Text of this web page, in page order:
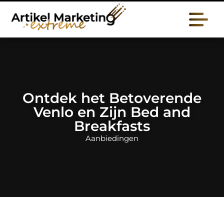
Ontdek het Betoverende
Venlo en Zijn Bed and
Breakfasts
Aanbiedingen